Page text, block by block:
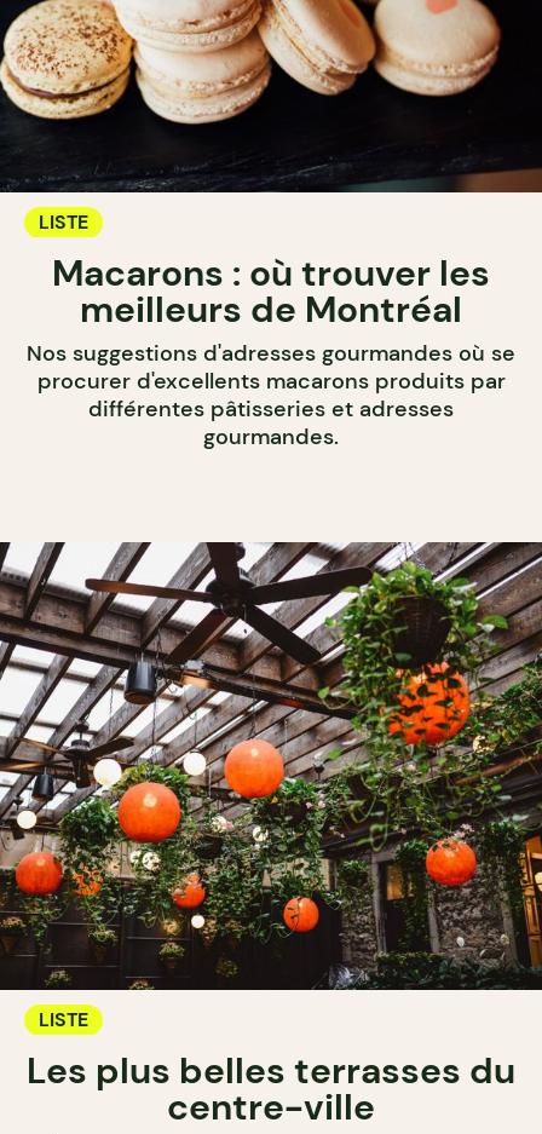
LISTE
Macarons : où trouver les
meilleurs de Montréal
Nos suggestions d'adresses gourmandes où se
procurer d'excellents macarons produits par
différentes pâtisseries et adresses
gourmandes.
LISTE
Les plus belles terrasses du
centre-ville